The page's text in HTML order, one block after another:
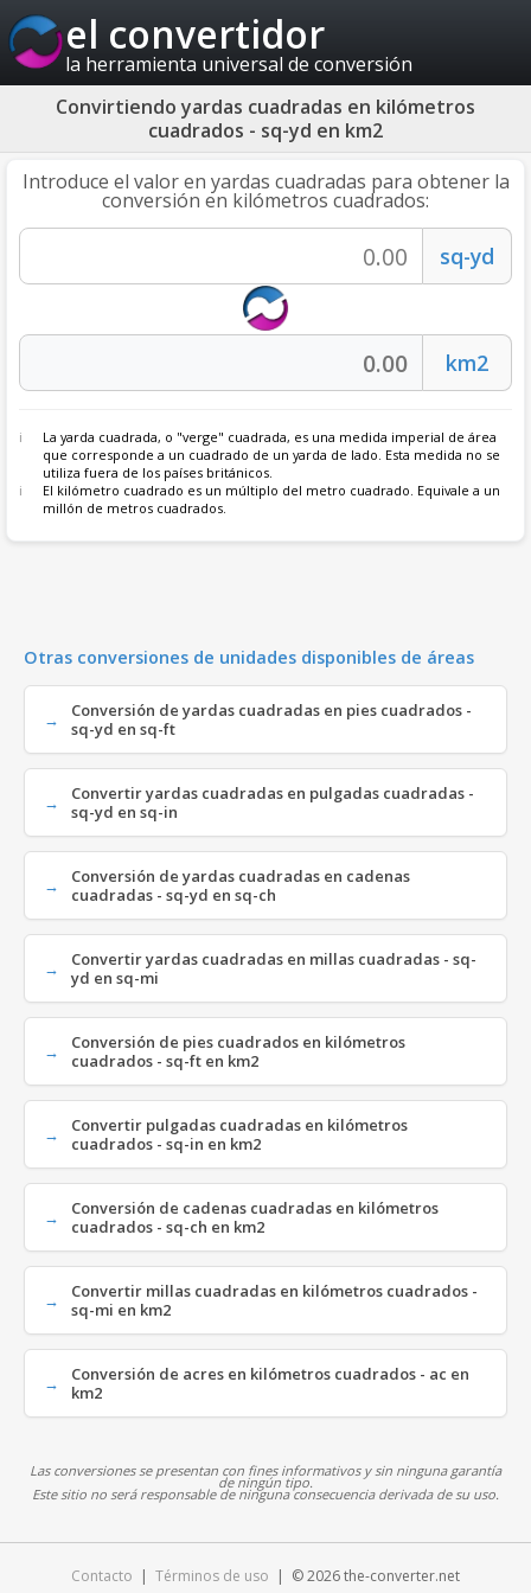
el convertidor
la herramienta universal de conversión
Convirtiendo yardas cuadradas en kilómetros
cuadrados - sq-yd en km2
Introduce el valor en yardas cuadradas para obtener la
conversión en kilómetros cuadrados:
La yarda cuadrada, o "verge" cuadrada, es una medida imperial de área
que corresponde a un cuadrado de un yarda de lado. Esta medida no se
utiliza fuera de los países británicos.
El kilómetro cuadrado es un múltiplo del metro cuadrado. Equivale a un
millón de metros cuadrados.
Otras conversiones de unidades disponibles de áreas
Conversión de yardas cuadradas en pies cuadrados -
sq-yd en sq-ft
Convertir yardas cuadradas en pulgadas cuadradas -
sq-yd en sq-in
Conversión de yardas cuadradas en cadenas
cuadradas - sq-yd en sq-ch
Convertir yardas cuadradas en millas cuadradas - sq-
yd en sq-mi
Conversión de pies cuadrados en kilómetros
cuadrados - sq-ft en km2
Convertir pulgadas cuadradas en kilómetros
cuadrados - sq-in en km2
Conversión de cadenas cuadradas en kilómetros
cuadrados - sq-ch en km2
Convertir millas cuadradas en kilómetros cuadrados -
sq-mi en km2
Conversión de acres en kilómetros cuadrados - ac en
km2
Las conversiones se presentan con fines informativos y sin ninguna garantía
de ningún tipo.
Este sitio no será responsable de ninguna consecuencia derivada de su uso.
Contacto | Términos de uso | © 2026 the-converter.net